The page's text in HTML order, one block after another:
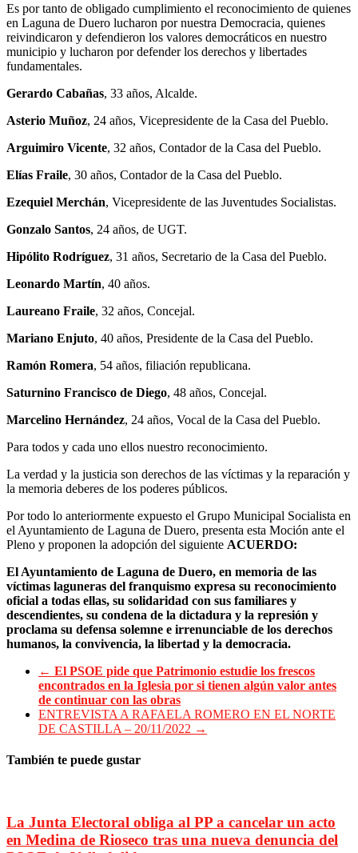
Es por tanto de obligado cumplimiento el reconocimiento de quienes
en Laguna de Duero lucharon por nuestra Democracia, quienes
reivindicaron y defendieron los valores democráticos en nuestro
municipio y lucharon por defender los derechos y libertades
fundamentales.
Gerardo Cabañas, 33 años, Alcalde.
Asterio Muñoz, 24 años, Vicepresidente de la Casa del Pueblo.
Arguimiro Vicente, 32 años, Contador de la Casa del Pueblo.
Elías Fraile, 30 años, Contador de la Casa del Pueblo.
Ezequiel Merchán, Vicepresidente de las Juventudes Socialistas.
Gonzalo Santos, 24 años, de UGT.
Hipólito Rodríguez, 31 años, Secretario de la Casa del Pueblo.
Leonardo Martín, 40 años.
Laureano Fraile, 32 años, Concejal.
Mariano Enjuto, 40 años, Presidente de la Casa del Pueblo.
Ramón Romera, 54 años, filiación republicana.
Saturnino Francisco de Diego, 48 años, Concejal.
Marcelino Hernández, 24 años, Vocal de la Casa del Pueblo.
Para todos y cada uno ellos nuestro reconocimiento.
La verdad y la justicia son derechos de las víctimas y la reparación y
la memoria deberes de los poderes públicos.
Por todo lo anteriormente expuesto el Grupo Municipal Socialista en
el Ayuntamiento de Laguna de Duero, presenta esta Moción ante el
Pleno y proponen la adopción del siguiente ACUERDO:
El Ayuntamiento de Laguna de Duero, en memoria de las
víctimas laguneras del franquismo expresa su reconocimiento
oficial a todas ellas, su solidaridad con sus familiares y
descendientes, su condena de la dictadura y la represión y
proclama su defensa solemne e irrenunciable de los derechos
humanos, la convivencia, la libertad y la democracia.
← El PSOE pide que Patrimonio estudie los frescos
encontrados en la Iglesia por si tienen algún valor antes
de continuar con las obras
ENTREVISTA A RAFAELA ROMERO EN EL NORTE
DE CASTILLA – 20/11/2022 →
También te puede gustar
La Junta Electoral obliga al PP a cancelar un acto
en Medina de Rioseco tras una nueva denuncia del